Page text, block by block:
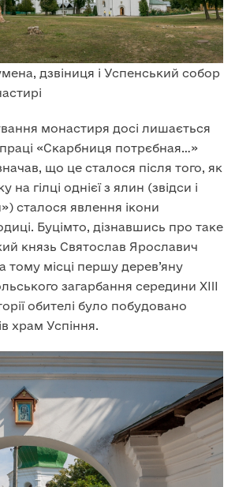
дзвіниця і Успенський собор
монастиря досі лишається
«Скарбниця потрєбная…»
що це сталося після того, як
на гілці однієї з ялин (звідси і
сталося явлення ікони
Буцімто, дізнавшись про таке
князь Святослав Ярославич
тому місці першу дерев’яну
загарбання середини XIII
обителі було побудовано
храм Успіння.